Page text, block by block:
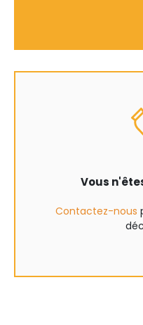
Vous
Contactez-nous